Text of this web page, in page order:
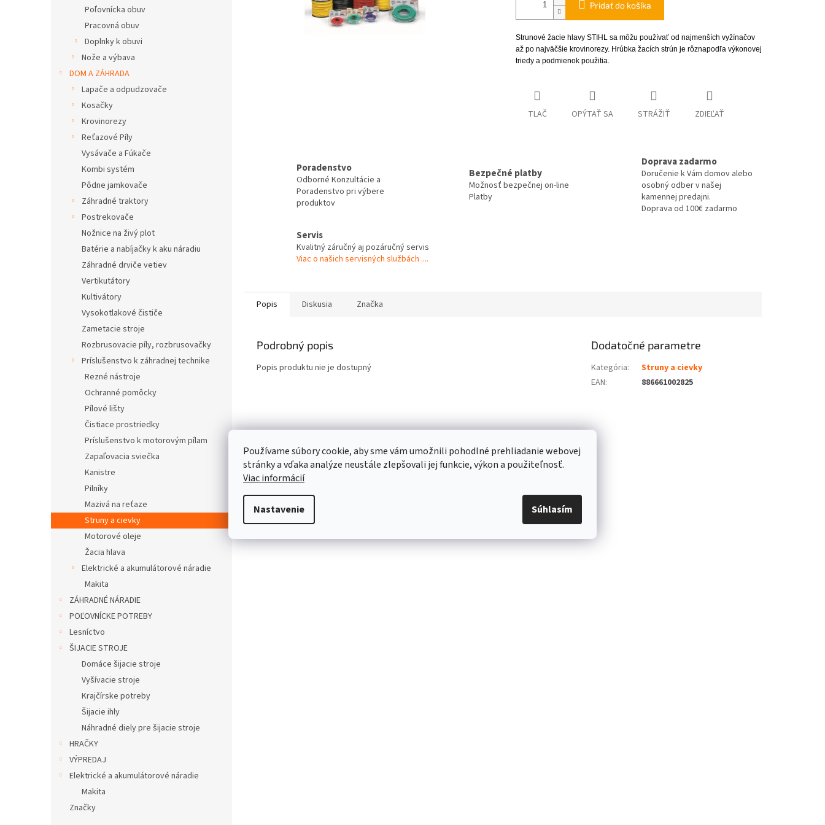
Používame súbory cookie, aby sme vám umožnili pohodlné prehliadanie webovej
stránky a vďaka analýze neustále zlepšovali jej funkcie, výkon a použiteľnosť.
Viac informácií
Nastavenie Súhlasím
Poľovnícka obuv
Pracovná obuv
Doplnky k obuvi
Nože a výbava
DOM A ZÁHRADA
Lapače a odpudzovače
Kosačky
Krovinorezy
Reťazové Píly
Vysávače a Fúkače
Kombi systém
Pôdne jamkovače
Záhradné traktory
Postrekovače
Nožnice na živý plot
Batérie a nabíjačky k aku náradiu
Záhradné drviče vetiev
Vertikutátory
Kultivátory
Vysokotlakové čističe
Zametacie stroje
Rozbrusovacie píly, rozbrusovačky
Príslušenstvo k záhradnej technike
Rezné nástroje
Ochranné pomôcky
Pílové lišty
Čistiace prostriedky
Príslušenstvo k motorovým pílam
Zapaľovacia sviečka
Kanistre
Pilníky
Mazivá na reťaze
Struny a cievky
Motorové oleje
Žacia hlava
Elektrické a akumulátorové náradie
Makita
ZÁHRADNÉ NÁRADIE
POĽOVNÍCKE POTREBY
Lesníctvo
ŠIJACIE STROJE
Domáce šijacie stroje
Vyšívacie stroje
Krajčírske potreby
Šijacie ihly
Náhradné diely pre šijacie stroje
HRAČKY
VÝPREDAJ
Elektrické a akumulátorové náradie
Makita
Značky
Pridať do košíka
Strunové žacie hlavy STIHL sa môžu používať od najmenších vyžínačov
až po najväčšie krovinorezy. Hrúbka žacích strún je rôznapodľa výkonovej
triedy a podmienok použitia.
TLAČ OPÝTAŤ SA STRÁŽIŤ ZDIEĽAŤ
Poradenstvo
Odborné Konzultácie a
Poradenstvo pri výbere
produktov
Bezpečné platby
Možnosť bezpečnej on-line
Platby
Doprava zadarmo
Doručenie k Vám domov alebo
osobný odber v našej
kamennej predajni.
Doprava od 100€ zadarmo
Servis
Kvalitný záručný aj pozáručný servis
Viac o našich servisných službách ....
Popis Diskusia Značka
Podrobný popis
Popis produktu nie je dostupný
Dodatočné parametre
Kategória:
Struny a cievky
EAN: 886661002825